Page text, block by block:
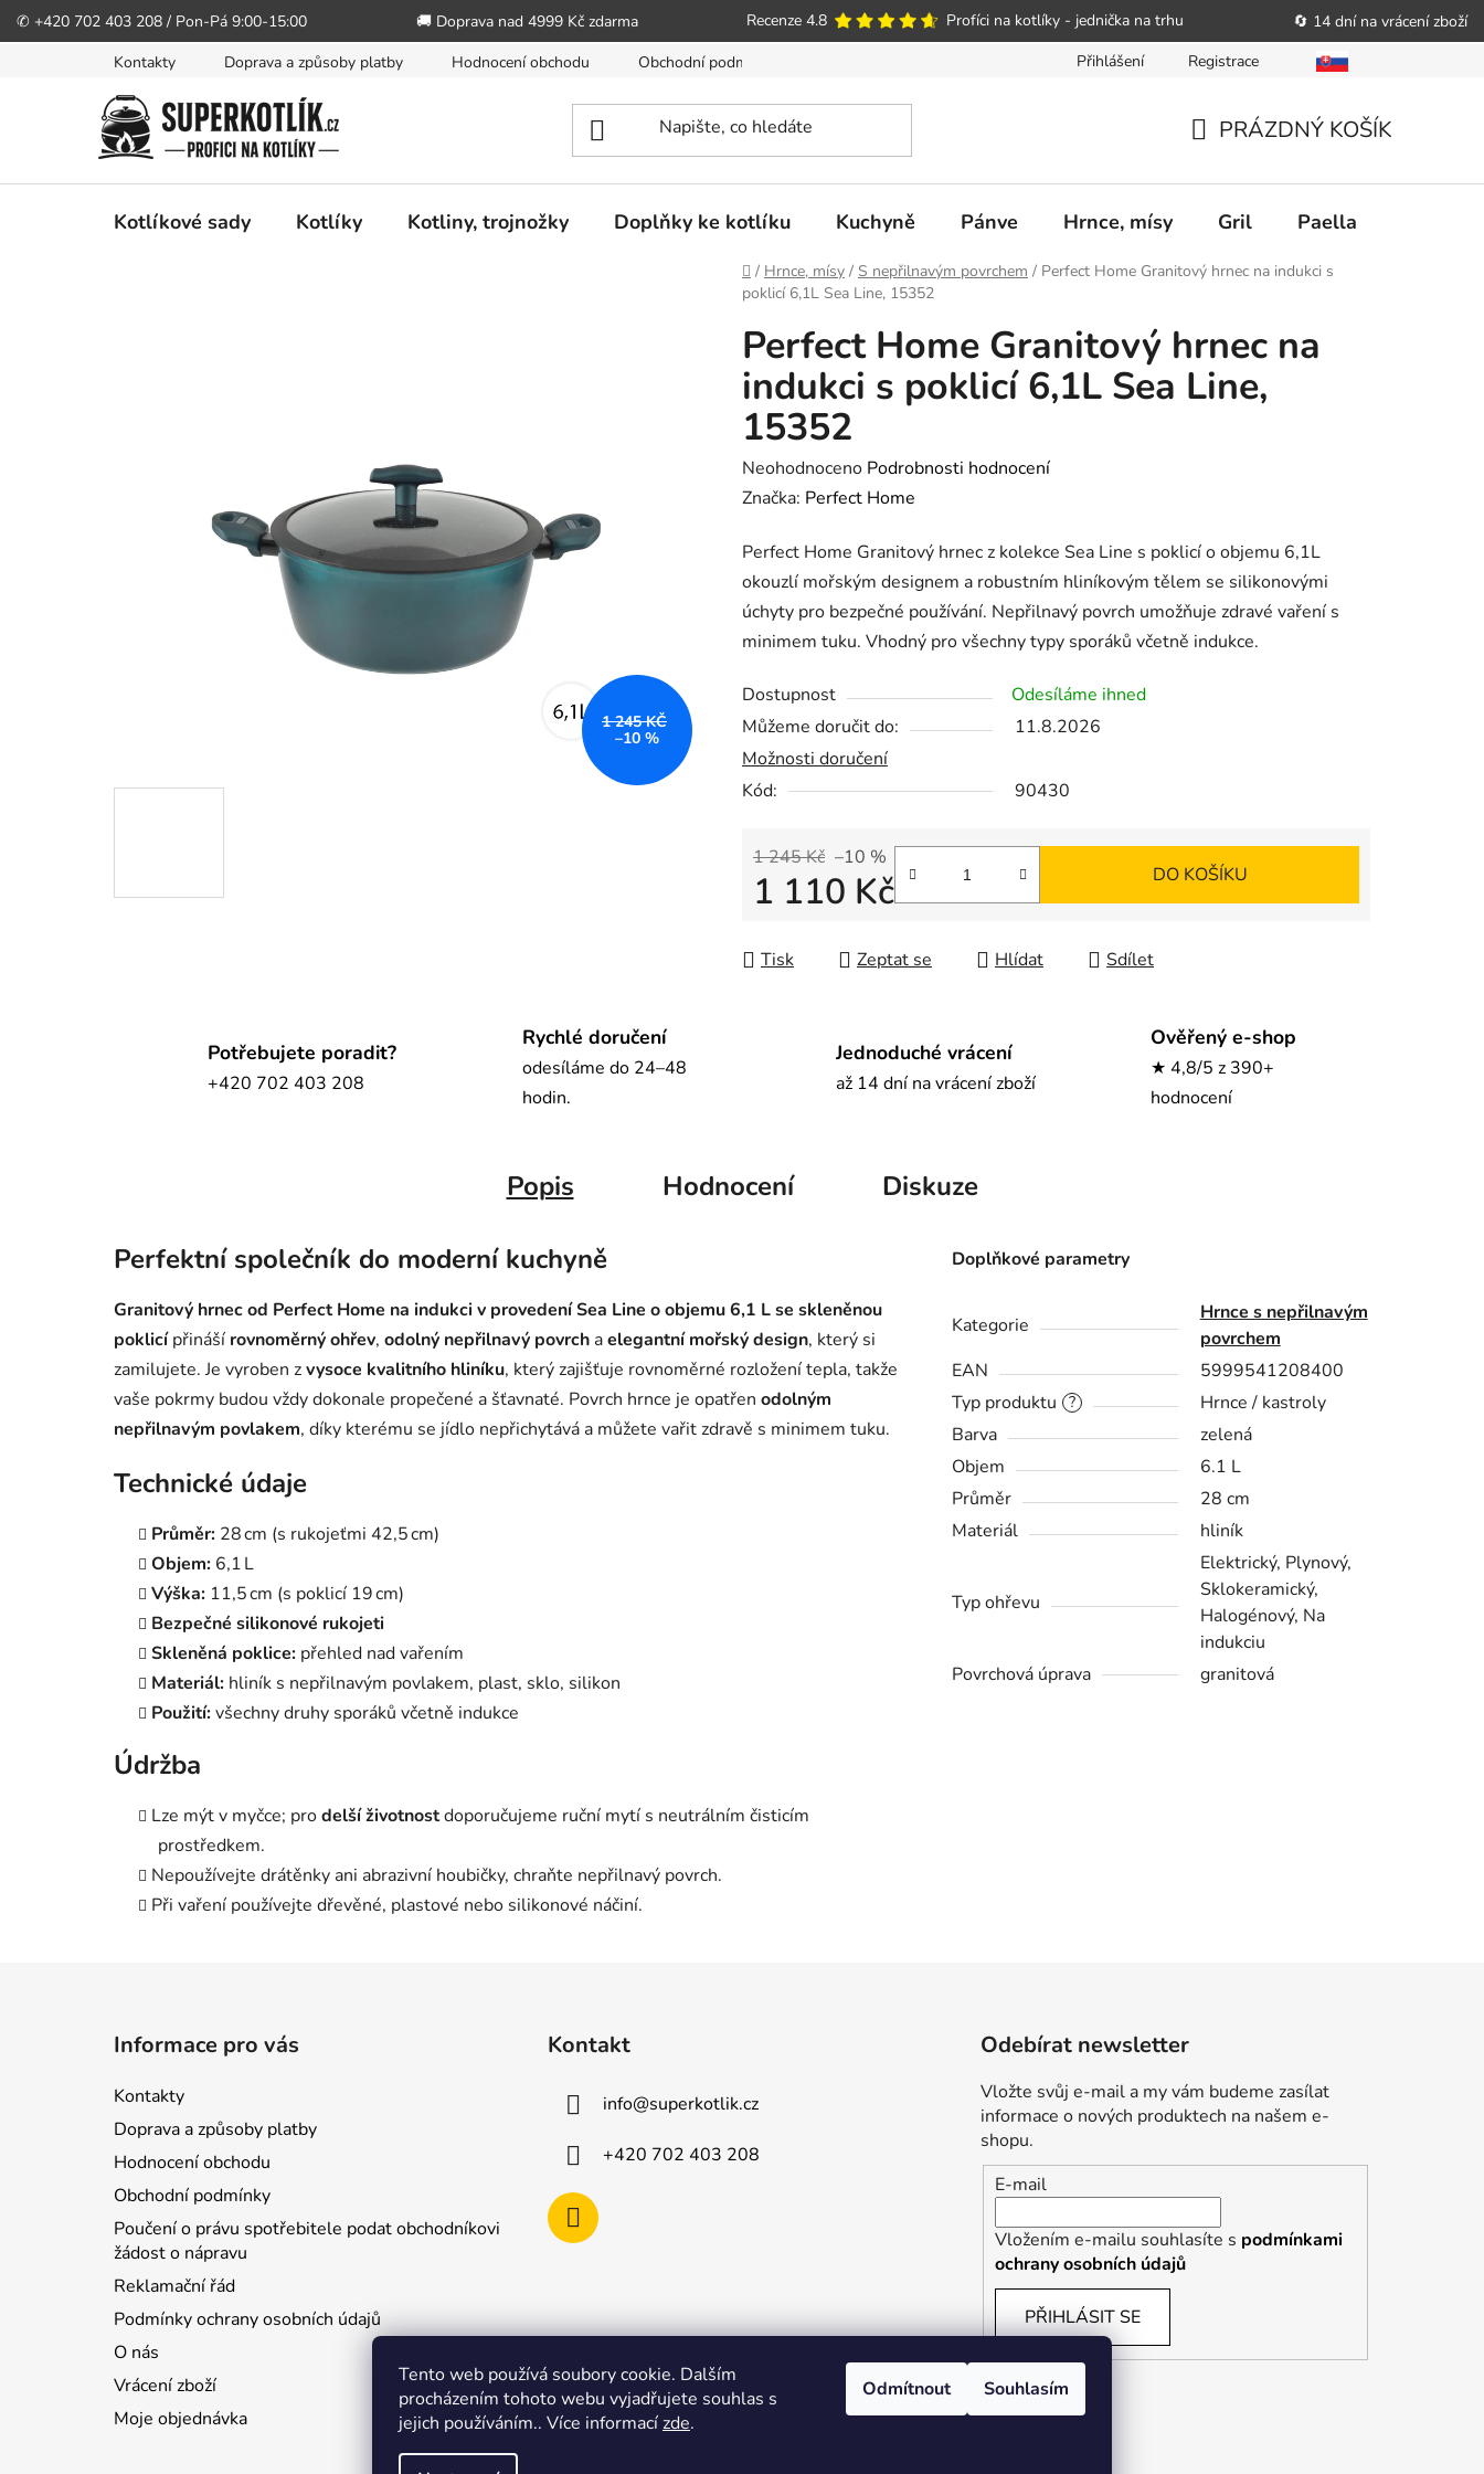
✆ +420 702 403 208 / Pon-Pá 9:00-15:00 🚚 Doprava nad 4999 Kč zdarma Recenze 4.8 Profíci na kotlíky - jednička na trhu 🔄 14 dní na vrácení zboží
Tento web používá soubory cookie. Dalším
procházením tohoto webu vyjadřujete souhlas s
jejich používáním.. Více informacízde.
Odmítnout Souhlasím
Kontakty Doprava a způsoby platby Hodnocení obchodu Obchodní podmínky Poučení o právu spotřebitele podat obchodníkovi žádost o nápravu Reklamační řád
Přihlášení Registrace
KOŠÍK
PRÁZDNÝ KOŠÍK
Kotlíkové sady Kotlíky Kotliny, trojnožky Doplňky ke kotlíku Kuchyně Pánve Hrnce, mísy Gril Paella
Domů
/ Hrnce, mísy / S nepřilnavým povrchem / Perfect Home Granitový hrnec na indukci s
poklicí 6,1L Sea Line, 15352
Perfect Home Granitový hrnec na
indukci s poklicí 6,1L Sea Line,
15352
Průměrné
hodnocení
je
0,0
z
5
Neohodnoceno Podrobnosti hodnocení
Značka: Perfect Home
Perfect Home Granitový hrnec z kolekce Sea Line s poklicí o objemu 6,1L
okouzlí mořským designem a robustním hliníkovým tělem se silikonovými
úchyty pro bezpečné používání. Nepřilnavý povrch umožňuje zdravé vaření s
minimem tuku. Vhodný pro všechny typy sporáků včetně indukce.
Dostupnost
Odesíláme ihned
Můžeme doručit do:
11.8.2026
Možnosti doručení
Kód:
90430
1 245 Kč –10 %
1 110 Kč DO KOŠÍKU
Tisk Zeptat se Hlídat Sdílet
1 245 KČ
–10 %
Potřebujete poradit?
+420 702 403 208
Rychlé doručení
odesíláme do 24–48
hodin.
Jednoduché vrácení
až 14 dní na vrácení zboží
Ověřený e-shop
★ 4,8/5 z 390+
hodnocení
Popis Hodnocení Diskuze
Perfektní společník do moderní kuchyně
Granitový hrnec od Perfect Home na indukci v provedení Sea Line o objemu 6,1 L se skleněnou
poklicípřináší rovnoměrný ohřev, odolný nepřilnavý povrch aelegantní mořský design, který si
zamilujete. Je vyroben zvysoce kvalitního hliníku, který zajišťuje rovnoměrné rozložení tepla, takže
vaše pokrmy budou vždy dokonale propečené a šťavnaté. Povrch hrnce je opatřen odolným
nepřilnavým povlakem, díky kterému se jídlo nepřichytává a můžete vařit zdravě s minimem tuku.
Technické údaje
Průměr: 28 cm (s rukojeťmi 42,5 cm)
Objem: 6,1 L
Výška: 11,5 cm (s poklicí 19 cm)
Bezpečné silikonové rukojeti
Skleněná poklice: přehled nad vařením
Materiál: hliník s nepřilnavým povlakem, plast, sklo, silikon
Použití:všechny druhy sporáků včetně indukce
Údržba
Lze mýt v myčce; prodelší životnostdoporučujeme ruční mytí s neutrálním čisticím
prostředkem.
Nepoužívejte drátěnky ani abrazivní houbičky, chraňte nepřilnavý povrch.
Při vaření používejte dřevěné, plastové nebo silikonové náčiní.
Doplňkové parametry
Kategorie
Hrnce s nepřilnavým
povrchem
EAN
5999541208400
?
Typ produktu
Hrnce / kastroly
Barva
zelená
Objem
6.1 L
Průměr
28 cm
Materiál
hliník
Typ ohřevu
Elektrický, Plynový,
Sklokeramický,
Halogénový, Na
indukciu
Povrchová úprava
granitová
Informace pro vás
Kontakty
Doprava a způsoby platby
Hodnocení obchodu
Obchodní podmínky
Poučení o právu spotřebitele podat obchodníkovi
žádost o nápravu
Reklamační řád
Podmínky ochrany osobních údajů
O nás
Vrácení zboží
Moje objednávka
Kontakt
info@superkotlik.cz
+420 702 403 208
Odebírat newsletter
Vložte svůj e-mail a my vám budeme zasílat
informace o nových produktech na našem e-
shopu.
E-mail
Vložením e-mailu souhlasíte s podmínkami
ochrany osobních údajů
PŘIHLÁSIT SE